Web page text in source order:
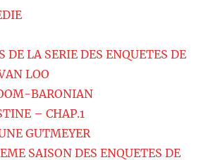
DE LA SERIE DES ENQUETES DE
LOO
BARONIAN
– CHAP.1
GUTMEYER
SAISON DES ENQUETES DE